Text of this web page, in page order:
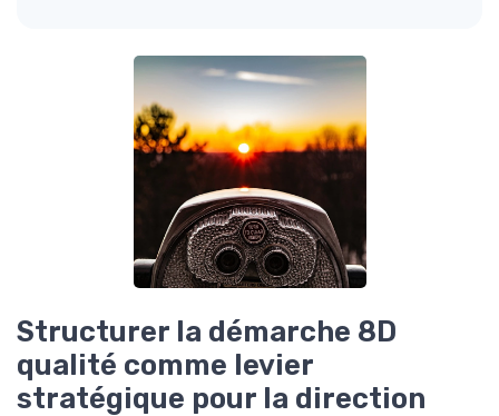
Structurer la démarche 8D
qualité comme levier
stratégique pour la direction